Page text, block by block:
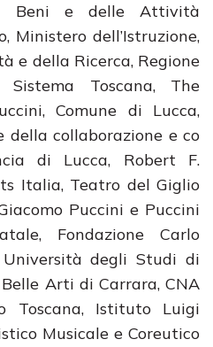
Beni e delle Attività
Ministero dell’Istruzione,
e della Ricerca, Regione
Sistema Toscana, The
Comune di Lucca,
della collaborazione e co
di Lucca, Robert F.
Italia, Teatro del Giglio
Puccini e Puccini
Fondazione Carlo
degli Studi di
Arti di Carrara, CNA
Toscana, Istituto Luigi
Musicale e Coreutico